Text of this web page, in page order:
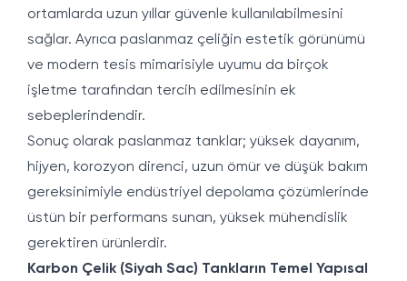
ortamlarda uzun yıllar güvenle kullanılabilmesini
sağlar. Ayrıca paslanmaz çeliğin estetik görünümü
ve modern tesis mimarisiyle uyumu da birçok
işletme tarafından tercih edilmesinin ek
sebeplerindendir.
Sonuç olarak paslanmaz tanklar; yüksek dayanım,
hijyen, korozyon direnci, uzun ömür ve düşük bakım
gereksinimiyle endüstriyel depolama çözümlerinde
üstün bir performans sunan, yüksek mühendislik
gerektiren ürünlerdir.
Karbon Çelik (Siyah Sac) Tankların Temel Yapısal